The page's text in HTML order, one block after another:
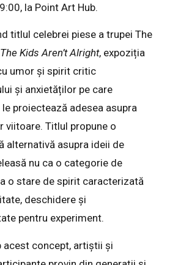
la Point Art Hub.
titlul celebrei piese a trupei The
The Kids Aren’t Alright, expoziția
umor și spirit critic
și anxietăților pe care
proiectează adesea asupra
viitoare. Titlul propune o
alternativă asupra ideii de
nu ca o categorie de
o stare de spirit caracterizată
deschidere și
pentru experiment.
acest concept, artiștii și